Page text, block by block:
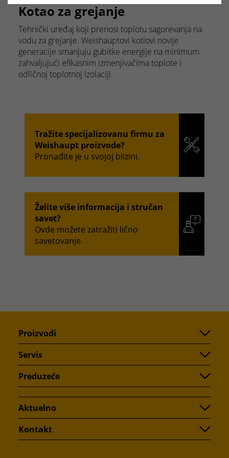
Kotao za grejanje
Tehnički uređaj koji prenosi toplotu sagorevanja na
vodu za grejanje. Weishauptovi kotlovi novije
generacije smanjuju gubitke energije na minimum
zahvaljujući efikasnim izmenjivačima toplote i
odličnoj toplotnoj izolaciji.
Tražite specijalizovanu firmu za
Weishaupt proizvode?
Pronađite je u svojoj blizini.
Želite više informacija i stručan
savet?
Ovde možete zatražiti lično
savetovanje.
Proizvodi
Servis
Preduzeće
Aktuelno
Kontakt